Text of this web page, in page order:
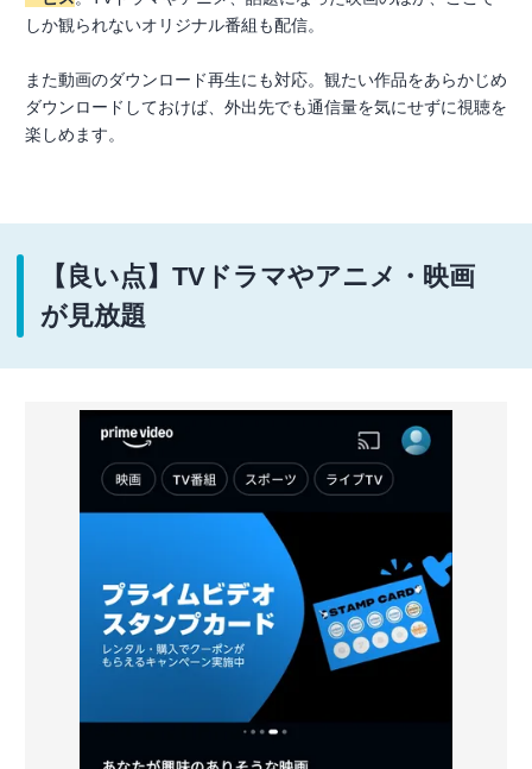
しか観られないオリジナル番組も配信。
また動画のダウンロード再生にも対応。観たい作品をあらかじめ
ダウンロードしておけば、外出先でも通信量を気にせずに視聴を
楽しめます。
【良い点】TVドラマやアニメ・映画
が見放題